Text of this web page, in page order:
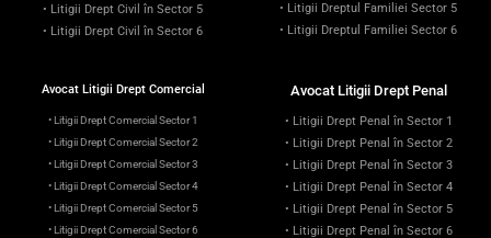
• Litigii Drept Civil în Sector 5
• Litigii Drept Civil în Sector 6
• Litigii Dreptul Familiei Sector 5
• Litigii Dreptul Familiei Sector 6
Avocat Litigii Drept Comercial
• Litigii Drept Comercial Sector 1
• Litigii Drept Comercial Sector 2
• Litigii Drept Comercial Sector 3
• Litigii Drept Comercial Sector 4
• Litigii Drept Comercial Sector 5
• Litigii Drept Comercial Sector 6
Avocat Litigii Drept Penal
• Litigii Drept Penal în Sector 1
• Litigii Drept Penal în Sector 2
• Litigii Drept Penal în Sector 3
• Litigii Drept Penal în Sector 4
• Litigii Drept Penal în Sector 5
• Litigii Drept Penal în Sector 6